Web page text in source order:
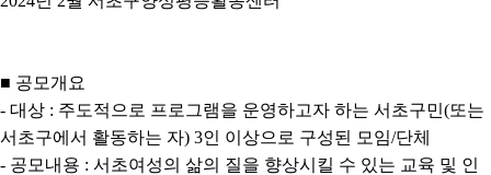
■ 공모개요
- 대상 : 주도적으로 프로그램을 운영하고자 하는 서초구민(또는
서초구에서 활동하는 자) 3인 이상으로 구성된 모임/단체
- 공모내용 : 서초여성의 삶의 질을 향상시킬 수 있는 교육 및 인